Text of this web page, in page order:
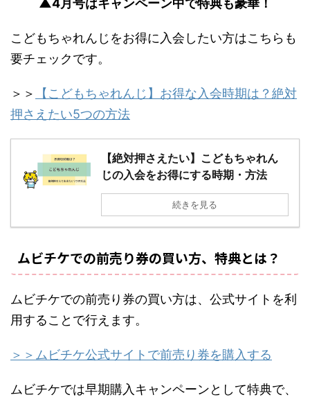
▲4月号はキャンペーン中で特典も豪華！
こどもちゃれんじをお得に入会したい方はこちらも
要チェックです。
＞＞
【こどもちゃれんじ】お得な入会時期は？絶対
押さえたい5つの方法
【絶対押さえたい】こどもちゃれん
じの入会をお得にする時期・方法
続きを見る
ムビチケでの前売り券の買い方、特典とは？
ムビチケでの前売り券の買い方は、公式サイトを利
用することで行えます。
＞＞ムビチケ公式サイトで前売り券を購入する
ムビチケでは早期購入キャンペーンとして特典で、